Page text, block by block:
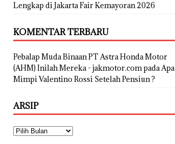
Lengkap di Jakarta Fair Kemayoran 2026
KOMENTAR TERBARU
Pebalap Muda Binaan PT Astra Honda Motor
(AHM) Inilah Mereka - jakmotor.compadaApa
Mimpi Valentino Rossi Setelah Pensiun ?
ARSIP